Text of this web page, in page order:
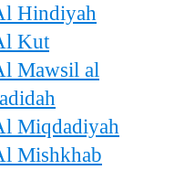
Hindiyah
Kut
Mawsil al
Miqdadiyah
Mishkhab